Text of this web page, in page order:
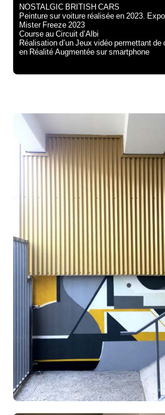
NOSTALGIC BRITISH CARS
Peinture sur voiture réalisée en 2023.
Mister Freeze 2023
Course au Circuit d’Albi
Réalisation d’un Jeux vidéo permettant
en Réalité Augmentée sur smartphone